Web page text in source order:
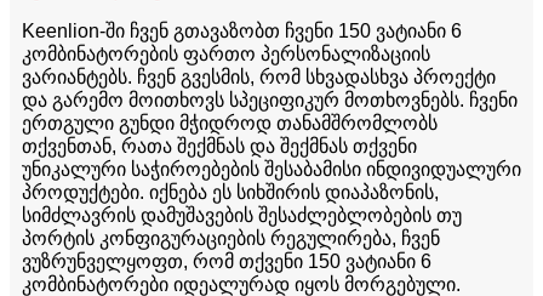
Keenlion-ში ჩვენ გთავაზობთ ჩვენი 150 ვატიანი 6
კომბინატორების ფართო პერსონალიზაციის
ვარიანტებს. ჩვენ გვესმის, რომ სხვადასხვა პროექტი
და გარემო მოითხოვს სპეციფიკურ მოთხოვნებს. ჩვენი
ერთგული გუნდი მჭიდროდ თანამშრომლობს
თქვენთან, რათა შექმნას და შექმნას თქვენი
უნიკალური საჭიროებების შესაბამისი ინდივიდუალური
პროდუქტები. იქნება ეს სიხშირის დიაპაზონის,
სიმძლავრის დამუშავების შესაძლებლობების თუ
პორტის კონფიგურაციების რეგულირება, ჩვენ
ვუზრუნველყოფთ, რომ თქვენი 150 ვატიანი 6
კომბინატორები იდეალურად იყოს მორგებული.